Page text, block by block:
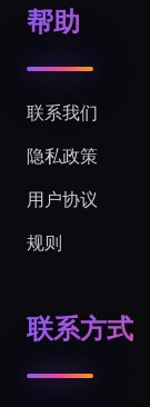
帮助
联系我们
隐私政策
用户协议
规则
联系方式